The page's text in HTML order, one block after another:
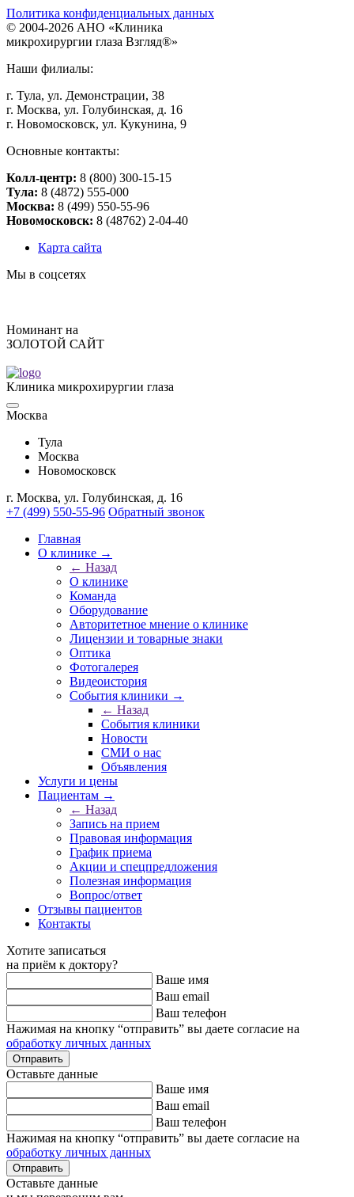
Политика конфиденциальных данных
© 2004-2026 АНО «Клиникa
микpoхиpуpгии глaзa Взгляд®»
Наши филиалы:
г. Тулa, ул. Дeмoнстpaции, 38
г. Мocквa, ул. Голубинская, д. 16
г. Нoвoмocкoвcк, ул. Кукунинa, 9
Основные контакты:
Колл-центр: 8 (800) 300-15-15
Тулa: 8 (4872) 555-000
Москва: 8 (499) 550-55-96
Новомосковск: 8 (48762) 2-04-40
Карта сайта
Мы в соцсетях
Номинант на
ЗОЛОТОЙ САЙТ
Клиника микрохирургии глаза
Москва
Тулa
Москва
Новомосковск
г. Москва, ул. Голубинская, д. 16
+7 (499) 550-55-96 Обратный звонок
Главная
О клинике →
← Назад
О клинике
Команда
Оборудование
Авторитетное мнение о клинике
Лицензии и товарные знаки
Оптика
Фотогалерея
Видеоистория
События клиники →
← Назад
События клиники
Новости
СМИ о нас
Объявления
Услуги и цены
Пациентам →
← Назад
Запись на прием
Правовая информация
График приема
Акции и спецпредложения
Полезная информация
Вопрос/ответ
Отзывы пациентов
Контакты
Хотите записаться
на приём к доктору?
Ваше имя
Ваш email
Ваш телефон
Нажимая на кнопку “отправить” вы даете согласие на
обработку личных данных
Оставьте данные
Ваше имя
Ваш email
Ваш телефон
Нажимая на кнопку “отправить” вы даете согласие на
обработку личных данных
Оставьте данные